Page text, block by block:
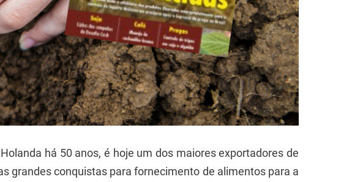
há 50 anos, é hoje um dos maiores exportadores de
grandes conquistas para fornecimento de alimentos para a